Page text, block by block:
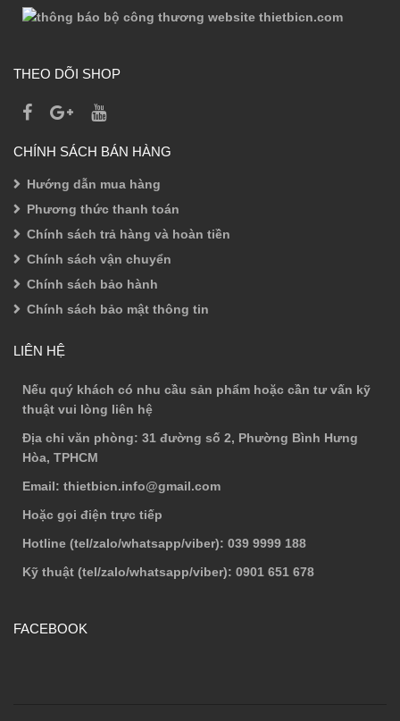
THEO DÕI SHOP
CHÍNH SÁCH BÁN HÀNG
Hướng dẫn mua hàng
Phương thức thanh toán
Chính sách trả hàng và hoàn tiền
Chính sách vận chuyển
Chính sách bảo hành
Chính sách bảo mật thông tin
LIÊN HỆ
Nếu quý khách có nhu cầu sản phẩm hoặc cần tư vấn kỹ
thuật vui lòng liên hệ
Địa chỉ văn phòng: 31 đường số 2, Phường Bình Hưng
Hòa, TPHCM
Email: thietbicn.info@gmail.com
Hoặc gọi điện trực tiếp
Hotline (tel/zalo/whatsapp/viber): 039 9999 188
Kỹ thuật (tel/zalo/whatsapp/viber): 0901 651 678
FACEBOOK